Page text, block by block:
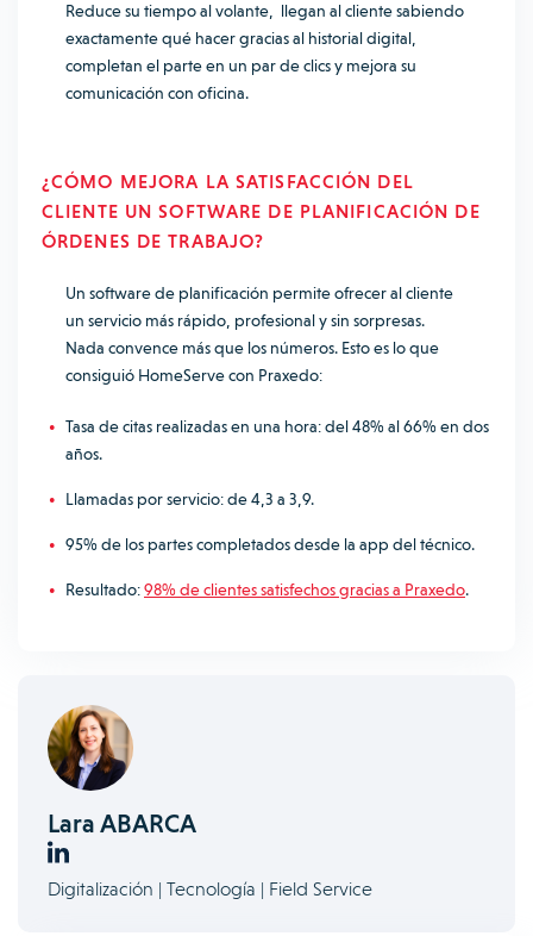
Reduce su tiempo al volante, llegan al cliente sabiendo
exactamente qué hacer gracias al historial digital,
completan el parte en un par de clics y mejora su
comunicación con oficina.
¿CÓMO MEJORA LA SATISFACCIÓN DEL
CLIENTE UN SOFTWARE DE PLANIFICACIÓN DE
ÓRDENES DE TRABAJO?
Un software de planificación permite ofrecer al cliente
un servicio más rápido, profesional y sin sorpresas.
Nada convence más que los números. Esto es lo que
consiguió HomeServe con Praxedo:
Tasa de citas realizadas en una hora: del 48% al 66% en dos
años.
Llamadas por servicio: de 4,3 a 3,9.
95% de los partes completados desde la app del técnico.
Resultado:98% de clientes satisfechos gracias a Praxedo.
Lara ABARCA
Digitalización | Tecnología | Field Service